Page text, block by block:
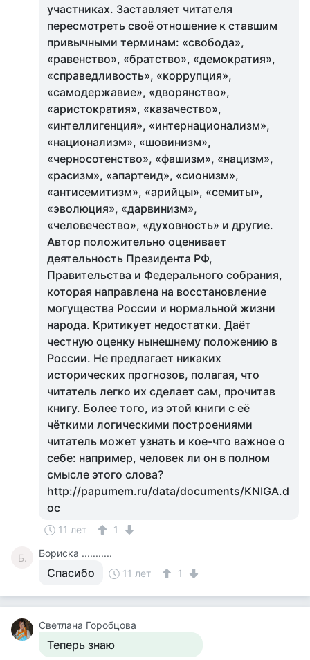
участниках. Заставляет читателя
пересмотреть своё отношение к ставшим
привычными терминам: «свобода»,
«равенство», «братство», «демократия»,
«справедливость», «коррупция»,
«самодержавие», «дворянство»,
«аристократия», «казачество»,
«интеллигенция», «интернационализм»,
«национализм», «шовинизм»,
«черносотенство», «фашизм», «нацизм»,
«расизм», «апартеид», «сионизм»,
«антисемитизм», «арийцы», «семиты»,
«эволюция», «дарвинизм»,
«человечество», «духовность» и другие.
Автор положительно оценивает
деятельность Президента РФ,
Правительства и Федерального собрания,
которая направлена на восстановление
могущества России и нормальной жизни
народа. Критикует недостатки. Даёт
честную оценку нынешнему положению в
России. Не предлагает никаких
исторических прогнозов, полагая, что
читатель легко их сделает сам, прочитав
книгу. Более того, из этой книги с её
чёткими логическими построениями
читатель может узнать и кое-что важное о
себе: например, человек ли он в полном
смысле этого слова?
http://papumem.ru/data/documents/KNIGA.d
oc
11 лет 1
Б. Бориска ...........
Спасибо 11 лет 1
Светлана Горобцова
Теперь знаю